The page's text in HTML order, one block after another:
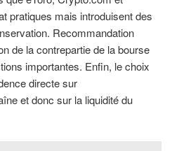
pratiques mais introduisent des
Recommandation
de la contrepartie de la bourse
importantes. Enfin, le choix
directe sur
et donc sur la liquidité du